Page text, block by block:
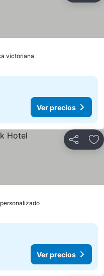
victoriana
Ver precios
Compartir
Ver precios
Ver precios